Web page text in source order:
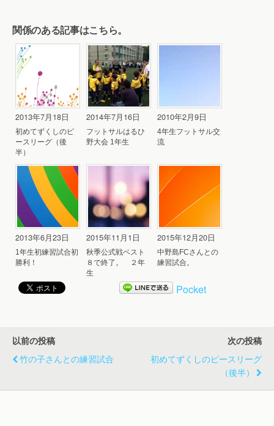
関係のある記事はこちら。
2013年7月18日
初めてずくしのピ
ースリーグ（後
半）
2014年7月16日
フットサルはるひ
野大会 1年生
2010年2月9日
4年生フットサル交
流
2013年6月23日
1年生初練習試合初
勝利！
2015年11月1日
秋季公式戦ベスト
８で終了。 ２年
生
2015年12月20日
中野島FCさんとの
練習試合。
Pocket
以前の投稿
竹の子さんとの練習試合
次の投稿
初めてずくしのピースリーグ
（後半）